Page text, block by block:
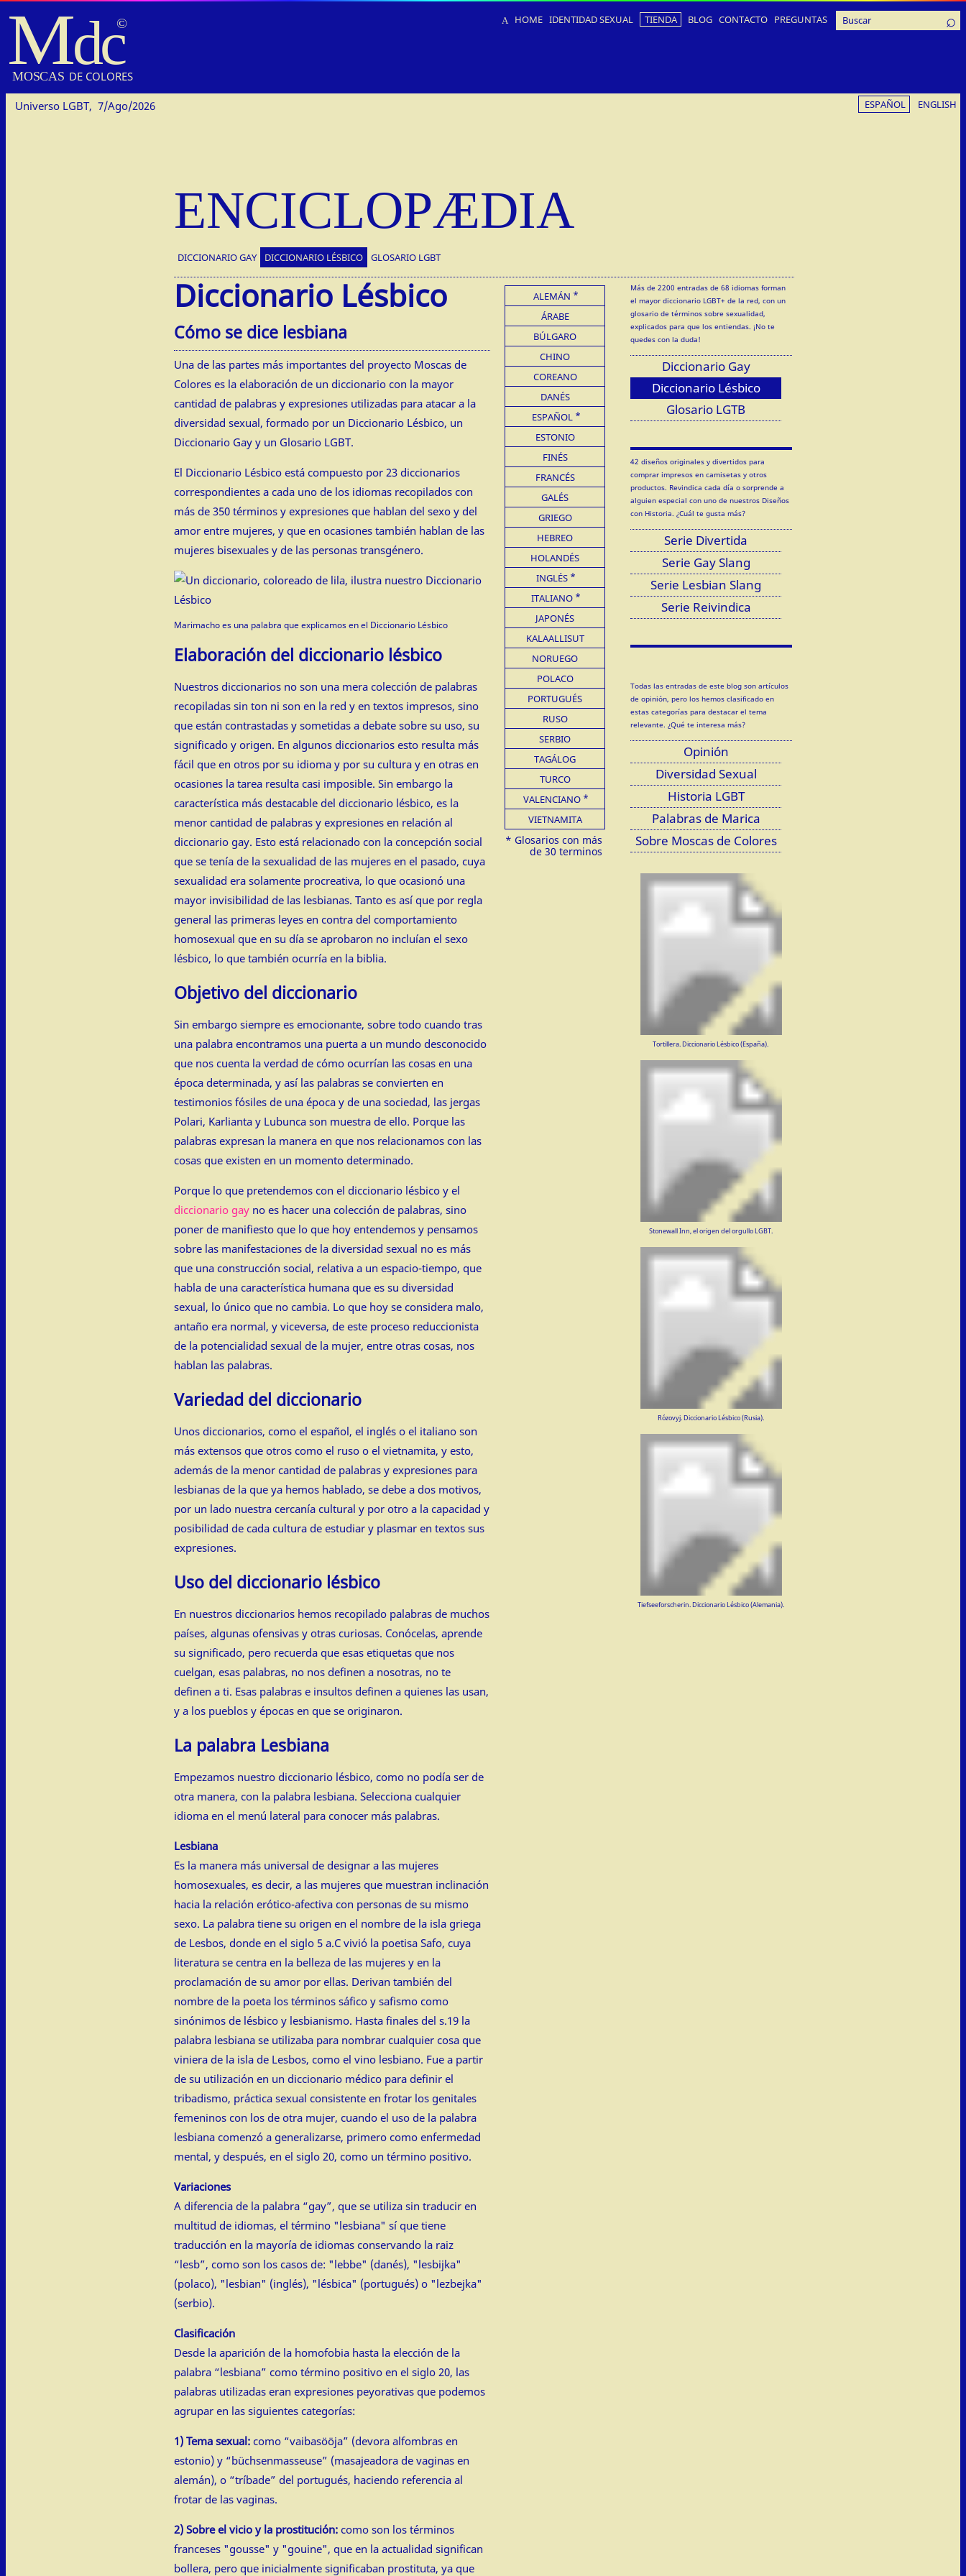
Mdc
MOSCAS DE COLORES
HOME IDENTIDAD SEXUAL TIENDA BLOG CONTACTO PREGUNTAS
Universo LGBT, 7/Ago/2026 ESPAÑOL ENGLISH
ENCICLOPÆDIA
DICCIONARIO GAY DICCIONARIO LÉSBICO GLOSARIO LGBT
Diccionario Lésbico
Cómo se dice lesbiana
Una de las partes más importantes del proyecto Moscas de
Colores es la elaboración de un diccionario con la mayor
cantidad de palabras y expresiones utilizadas para atacar a la
diversidad sexual, formado por un Diccionario Lésbico, un
Diccionario Gay y un Glosario LGBT.
El Diccionario Lésbico está compuesto por 23 diccionarios
correspondientes a cada uno de los idiomas recopilados con
más de 350 términos y expresiones que hablan del sexo y del
amor entre mujeres, y que en ocasiones también hablan de las
mujeres bisexuales y de las personas transgénero.
Marimacho es una palabra que explicamos en el Diccionario Lésbico
Elaboración del diccionario lésbico
Nuestros diccionarios no son una mera colección de palabras
recopiladas sin ton ni son en la red y en textos impresos, sino
que están contrastadas y sometidas a debate sobre su uso, su
significado y origen. En algunos diccionarios esto resulta más
fácil que en otros por su idioma y por su cultura y en otras en
ocasiones la tarea resulta casi imposible. Sin embargo la
característica más destacable del diccionario lésbico, es la
menor cantidad de palabras y expresiones en relación al
diccionario gay. Esto está relacionado con la concepción social
que se tenía de la sexualidad de las mujeres en el pasado, cuya
sexualidad era solamente procreativa, lo que ocasionó una
mayor invisibilidad de las lesbianas. Tanto es así que por regla
general las primeras leyes en contra del comportamiento
homosexual que en su día se aprobaron no incluían el sexo
lésbico, lo que también ocurría en la biblia.
Objetivo del diccionario
Sin embargo siempre es emocionante, sobre todo cuando tras
una palabra encontramos una puerta a un mundo desconocido
que nos cuenta la verdad de cómo ocurrían las cosas en una
época determinada, y así las palabras se convierten en
testimonios fósiles de una época y de una sociedad, las jergas
Polari, Karlianta y Lubunca son muestra de ello. Porque las
palabras expresan la manera en que nos relacionamos con las
cosas que existen en un momento determinado.
Porque lo que pretendemos con el diccionario lésbico y el
diccionario gay no es hacer una colección de palabras, sino
poner de manifiesto que lo que hoy entendemos y pensamos
sobre las manifestaciones de la diversidad sexual no es más
que una construcción social, relativa a un espacio-tiempo, que
habla de una característica humana que es su diversidad
sexual, lo único que no cambia. Lo que hoy se considera malo,
antaño era normal, y viceversa, de este proceso reduccionista
de la potencialidad sexual de la mujer, entre otras cosas, nos
hablan las palabras.
Variedad del diccionario
Unos diccionarios, como el español, el inglés o el italiano son
más extensos que otros como el ruso o el vietnamita, y esto,
además de la menor cantidad de palabras y expresiones para
lesbianas de la que ya hemos hablado, se debe a dos motivos,
por un lado nuestra cercanía cultural y por otro a la capacidad y
posibilidad de cada cultura de estudiar y plasmar en textos sus
expresiones.
Uso del diccionario lésbico
En nuestros diccionarios hemos recopilado palabras de muchos
países, algunas ofensivas y otras curiosas. Conócelas, aprende
su significado, pero recuerda que esas etiquetas que nos
cuelgan, esas palabras, no nos definen a nosotras, no te
definen a ti. Esas palabras e insultos definen a quienes las usan,
y a los pueblos y épocas en que se originaron.
La palabra Lesbiana
Empezamos nuestro diccionario lésbico, como no podía ser de
otra manera, con la palabra lesbiana. Selecciona cualquier
idioma en el menú lateral para conocer más palabras.
Lesbiana
Es la manera más universal de designar a las mujeres
homosexuales, es decir, a las mujeres que muestran inclinación
hacia la relación erótico-afectiva con personas de su mismo
sexo. La palabra tiene su origen en el nombre de la isla griega
de Lesbos, donde en el siglo 5 a.C vivió la poetisa Safo, cuya
literatura se centra en la belleza de las mujeres y en la
proclamación de su amor por ellas. Derivan también del
nombre de la poeta los términos sáfico y safismo como
sinónimos de lésbico y lesbianismo. Hasta finales del s.19 la
palabra lesbiana se utilizaba para nombrar cualquier cosa que
viniera de la isla de Lesbos, como el vino lesbiano. Fue a partir
de su utilización en un diccionario médico para definir el
tribadismo, práctica sexual consistente en frotar los genitales
femeninos con los de otra mujer, cuando el uso de la palabra
lesbiana comenzó a generalizarse, primero como enfermedad
mental, y después, en el siglo 20, como un término positivo.
Variaciones
A diferencia de la palabra “gay”, que se utiliza sin traducir en
multitud de idiomas, el término "lesbiana" sí que tiene
traducción en la mayoría de idiomas conservando la raiz
“lesb”, como son los casos de: "lebbe" (danés), "lesbijka"
(polaco), "lesbian" (inglés), "lésbica" (portugués) o "lezbejka"
(serbio).
Clasificación
Desde la aparición de la homofobia hasta la elección de la
palabra “lesbiana” como término positivo en el siglo 20, las
palabras utilizadas eran expresiones peyorativas que podemos
agrupar en las siguientes categorías:
1) Tema sexual: como “vaibasööja” (devora alfombras en
estonio) y “büchsenmasseuse” (masajeadora de vaginas en
alemán), o “tríbade” del portugués, haciendo referencia al
frotar de las vaginas.
2) Sobre el vicio y la prostitución: como son los términos
franceses "gousse" y "gouine", que en la actualidad significan
bollera, pero que inicialmente significaban prostituta, ya que
Más de 2200 entradas de 68 idiomas forman
el mayor diccionario LGBT+ de la red, con un
glosario de términos sobre sexualidad,
explicados para que los entiendas. ¡No te
quedes con la duda!
Diccionario Gay
Diccionario Lésbico
Glosario LGTB
42 diseños originales y divertidos para
comprar impresos en camisetas y otros
productos. Revindica cada día o sorprende a
alguien especial con uno de nuestros Diseños
con Historia. ¿Cuál te gusta más?
Serie Divertida
Serie Gay Slang
Serie Lesbian Slang
Serie Reivindica
Todas las entradas de este blog son artículos
de opinión, pero los hemos clasificado en
estas categorías para destacar el tema
relevante. ¿Qué te interesa más?
Opinión
Diversidad Sexual
Historia LGBT
Palabras de Marica
Sobre Moscas de Colores
Tortillera. Diccionario Lésbico (España).
Stonewall Inn, el origen del orgullo LGBT.
Rózovyj. Diccionario Lésbico (Rusia).
Tiefseeforscherin. Diccionario Lésbico (Alemania).
ALEMÁN
ÁRABE
BÚLGARO
CHINO
COREANO
DANÉS
ESPAÑOL
ESTONIO
FINÉS
FRANCÉS
GALÉS
GRIEGO
HEBREO
HOLANDÉS
INGLÉS
ITALIANO
JAPONÉS
KALAALLISUT
NORUEGO
POLACO
PORTUGUÉS
RUSO
SERBIO
TAGÁLOG
TURCO
VALENCIANO
VIETNAMITA